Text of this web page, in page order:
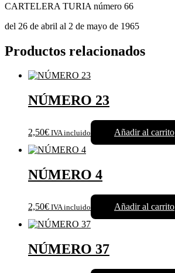
CARTELERA TURIA número 66
del 26 de abril al 2 de mayo de 1965
Productos relacionados
NÚMERO 23
2,50€ IVA incluido Añadir al carrito
NÚMERO 4
2,50€ IVA incluido Añadir al carrito
NÚMERO 37